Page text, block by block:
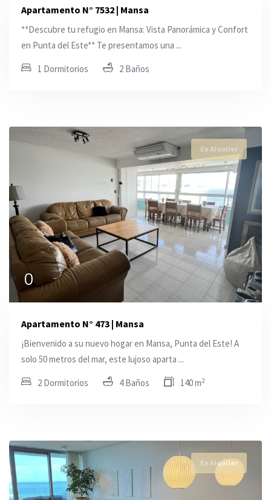
Apartamento N° 7532 | Mansa
**Descubre tu refugio en Mansa: Vista Panorámica y Confort
en Punta del Este** Te presentamos una ...
1 Dormitorios 2 Baños
En Alquiler
0
Apartamento N° 473 | Mansa
¡Bienvenido a su nuevo hogar en Mansa, Punta del Este! A
solo 50 metros del mar, este lujoso aparta ...
2 Dormitorios 4 Baños 140 m2
En Alquiler